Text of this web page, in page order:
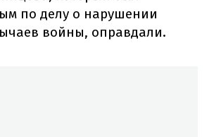
по делу о нарушении
войны, оправдали.